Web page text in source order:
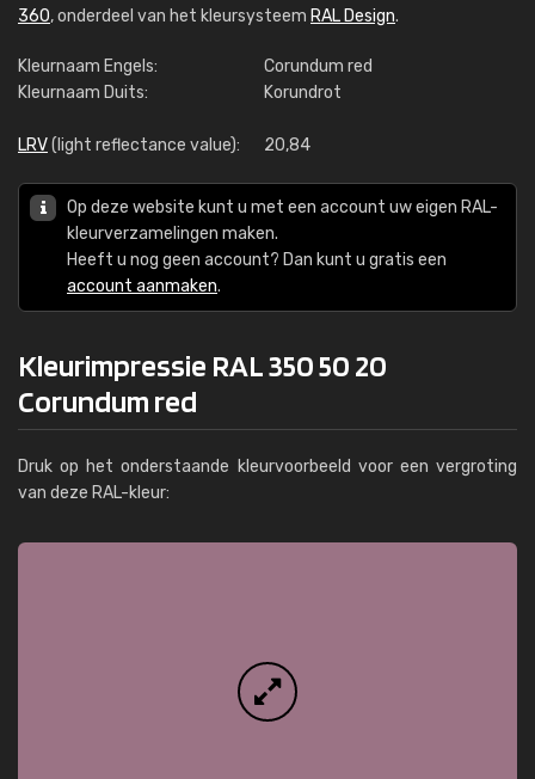
360, onderdeel van het kleursysteem RAL Design.
Kleurnaam Engels:
Corundum red
Kleurnaam Duits:
Korundrot
LRV(light reflectance value): 20,84
Op deze website kunt u met een account uw eigen RAL-
kleurverzamelingen maken.
Heeft u nog geen account? Dan kunt u gratis een
account aanmaken.
Kleurimpressie RAL 350 50 20
Corundum red
Druk op het onderstaande kleurvoorbeeld voor een vergroting
van deze RAL-kleur: